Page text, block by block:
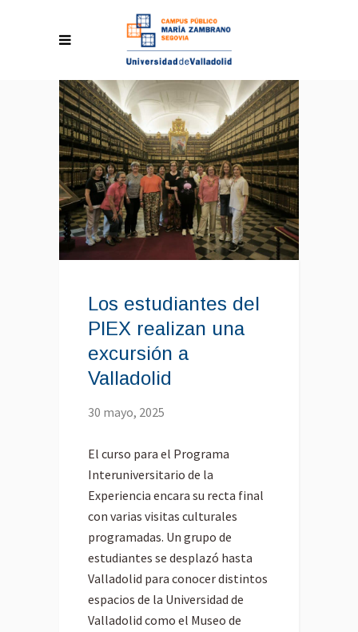
Los estudiantes del
PIEX realizan una
excursión a
Valladolid
30 mayo, 2025
El curso para el Programa
Interuniversitario de la
Experiencia encara su recta final
con varias visitas culturales
programadas. Un grupo de
estudiantes se desplazó hasta
Valladolid para conocer distintos
espacios de la Universidad de
Valladolid como el Museo de